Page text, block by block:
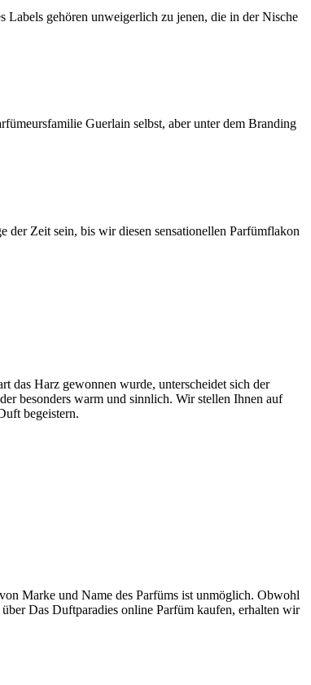
gehören unweigerlich zu jenen, die in der Nische
Guerlain selbst, aber unter dem Branding
der Zeit sein, bis wir diesen sensationellen Parfümflakon
das Harz gewonnen wurde, unterscheidet sich der
besonders warm und sinnlich. Wir stellen Ihnen auf
begeistern.
Marke und Name des Parfüms ist unmöglich. Obwohl
Das Duftparadies online Parfüm kaufen, erhalten wir